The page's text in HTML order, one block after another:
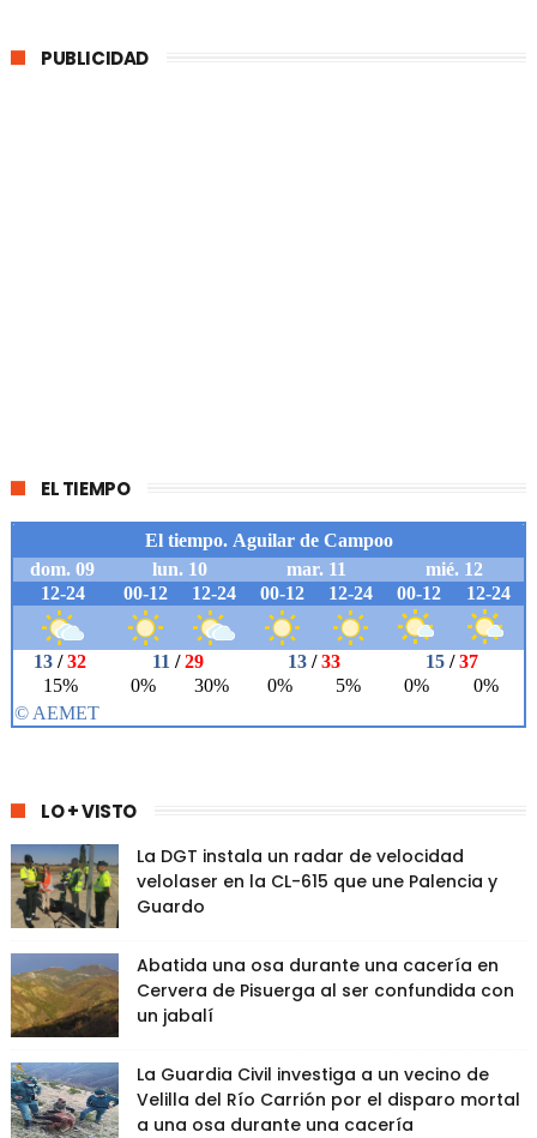
PUBLICIDAD
EL TIEMPO
LO + VISTO
La DGT instala un radar de velocidad
velolaser en la CL-615 que une Palencia y
Guardo
Abatida una osa durante una cacería en
Cervera de Pisuerga al ser confundida con
un jabalí
La Guardia Civil investiga a un vecino de
Velilla del Río Carrión por el disparo mortal
a una osa durante una cacería